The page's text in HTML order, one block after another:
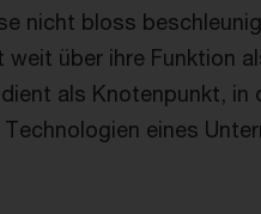
nicht bloss
über ihre Funktion
als Knotenpunkt, in
eines